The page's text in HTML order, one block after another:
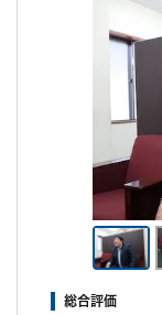
8/10 8/11
総合評価